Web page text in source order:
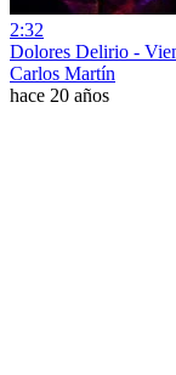
2:32
Dolores Delirio -
Carlos Martín
hace 20 años